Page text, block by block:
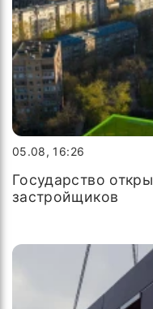
05.08, 16:26
Государство
застройщиков